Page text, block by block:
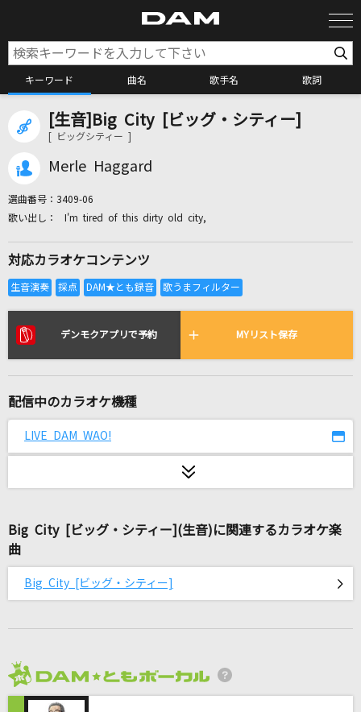
キーワード 曲名 歌手名 歌詞
カラオケ検索
全国りれき
リアルタイムで歌われている曲の一覧
愛の標識
[生音]天体観測
灰色と青(+菅田将暉)
ラブル
須田景凪
[生音]Big City [ビッグ・シティー]
[ ビッグシティー ]
Merle Haggard
選曲番号： 3409-06
I'm tired of this dirty old city,
対応カラオケコンテンツ
デンモクアプリで予約 MYリスト保存
配信中のカラオケ機種
LIVE DAM WAO!
Big City [ビッグ・シティー](生音)に関連するカラオケ楽
曲
Big City [ビッグ・シティー]